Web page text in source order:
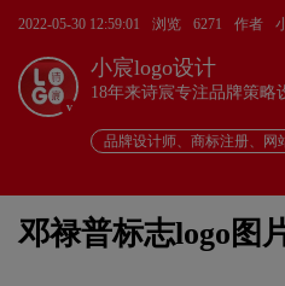
2022-05-30 12:59:01 浏览 6271 作者
v
小宸logo设计
18年来诗宸专注品牌策略
品牌设计师、商标注册、网
邓禄普标志logo图